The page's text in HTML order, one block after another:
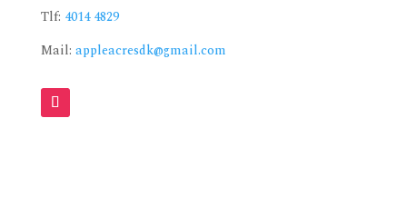
Tlf: 4014 4829
Mail: appleacresdk@gmail.com